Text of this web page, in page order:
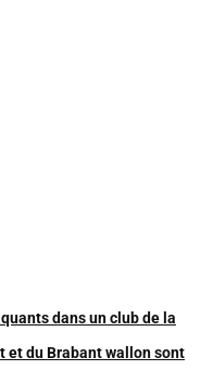
dans un club de la
et du Brabant wallon sont